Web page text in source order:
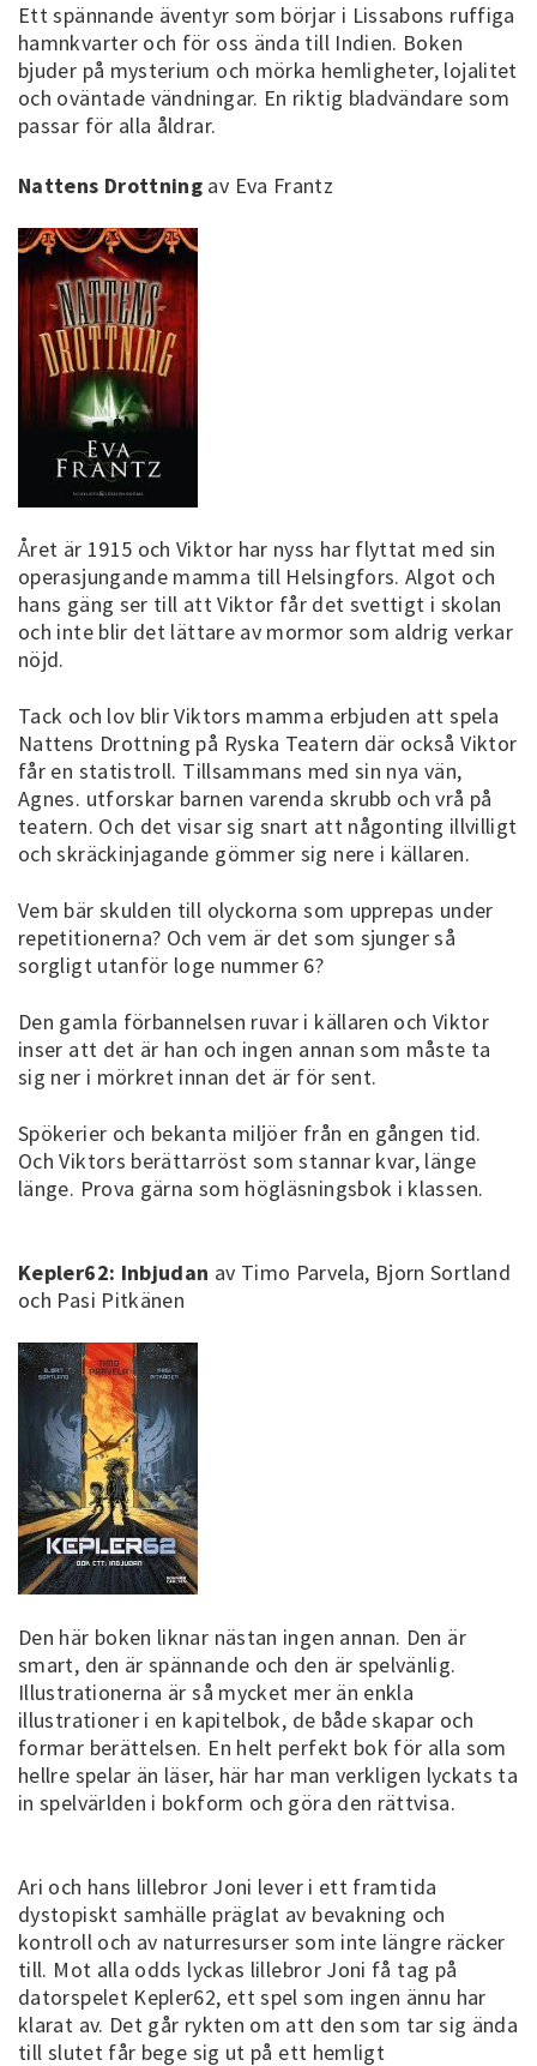
Ett spännande äventyr som börjar i Lissabons ruffiga
hamnkvarter och för oss ända till Indien. Boken
bjuder på mysterium och mörka hemligheter, lojalitet
och oväntade vändningar. En riktig bladvändare som
passar för alla åldrar.
Nattens Drottning av Eva Frantz
Året är 1915 och Viktor har nyss har flyttat med sin
operasjungande mamma till Helsingfors. Algot och
hans gäng ser till att Viktor får det svettigt i skolan
och inte blir det lättare av mormor som aldrig verkar
nöjd.
Tack och lov blir Viktors mamma erbjuden att spela
Nattens Drottning på Ryska Teatern där också Viktor
får en statistroll. Tillsammans med sin nya vän,
Agnes. utforskar barnen varenda skrubb och vrå på
teatern. Och det visar sig snart att någonting illvilligt
och skräckinjagande gömmer sig nere i källaren.
Vem bär skulden till olyckorna som upprepas under
repetitionerna? Och vem är det som sjunger så
sorgligt utanför loge nummer 6?
Den gamla förbannelsen ruvar i källaren och Viktor
inser att det är han och ingen annan som måste ta
sig ner i mörkret innan det är för sent.
Spökerier och bekanta miljöer från en gången tid.
Och Viktors berättarröst som stannar kvar, länge
länge. Prova gärna som högläsningsbok i klassen.
Kepler62: Inbjudan av Timo Parvela, Bjorn Sortland
och Pasi Pitkänen
Den här boken liknar nästan ingen annan. Den är
smart, den är spännande och den är spelvänlig.
Illustrationerna är så mycket mer än enkla
illustrationer i en kapitelbok, de både skapar och
formar berättelsen. En helt perfekt bok för alla som
hellre spelar än läser, här har man verkligen lyckats ta
in spelvärlden i bokform och göra den rättvisa.
Ari och hans lillebror Joni lever i ett framtida
dystopiskt samhälle präglat av bevakning och
kontroll och av naturresurser som inte längre räcker
till. Mot alla odds lyckas lillebror Joni få tag på
datorspelet Kepler62, ett spel som ingen ännu har
klarat av. Det går rykten om att den som tar sig ända
till slutet får bege sig ut på ett hemligt